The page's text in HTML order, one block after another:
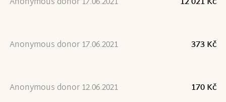
Anonymous donor 17.06.2021 373 Kč
Anonymous donor 12.06.2021 170 Kč